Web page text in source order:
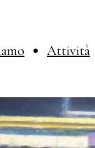
Attività